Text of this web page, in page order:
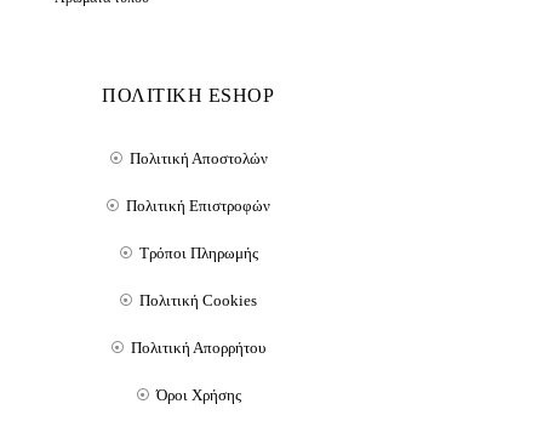
ΠΟΛΙΤΙΚΗ ESHOP
Πολιτική Αποστολών
Πολιτική Επιστροφών
Τρόποι Πληρωμής
Πολιτική Cookies
Πολιτική Απορρήτου
Όροι Χρήσης